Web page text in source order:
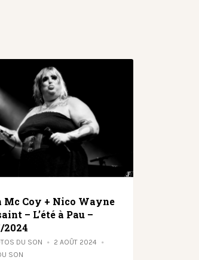
Mc Coy + Nico Wayne
– L’été à Pau –
2024
DU SON
2 AOÛT 2024
SON